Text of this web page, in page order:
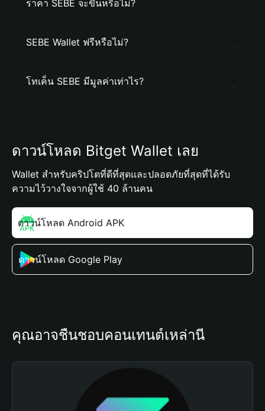
ราคา SEBE จะขึ้นหรือไม่?
SEBE Wallet ฟรีหรือไม่?
โทเค็น SEBE มีมูลค่าเท่าไร?
ดาวน์โหลด Bitget Wallet เลย
Wallet สำหรับคริปโตที่ดีที่สุดและปลอดภัยที่สุดที่ได้รับ
ความไว้วางใจจากผู้ใช้ 40 ล้านคน
ดาวน์โหลด Android APK
ดาวน์โหลด Google Play
คุณอาจชื่นชอบคอนเทนต์เหล่านี้